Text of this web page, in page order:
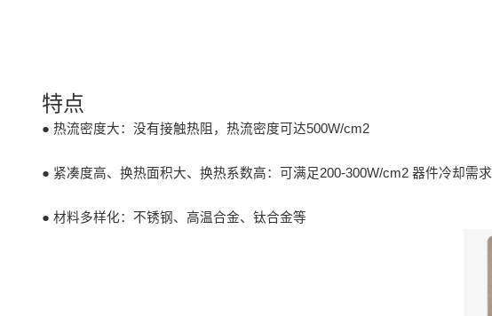
特点
● 热流密度大：没有接触热阻，热流密度可达500W/cm2
● 紧凑度高、换热面积大、换热系数高：可满足200-300W/cm2 器件冷却需求
● 材料多样化：不锈钢、高温合金、钛合金等